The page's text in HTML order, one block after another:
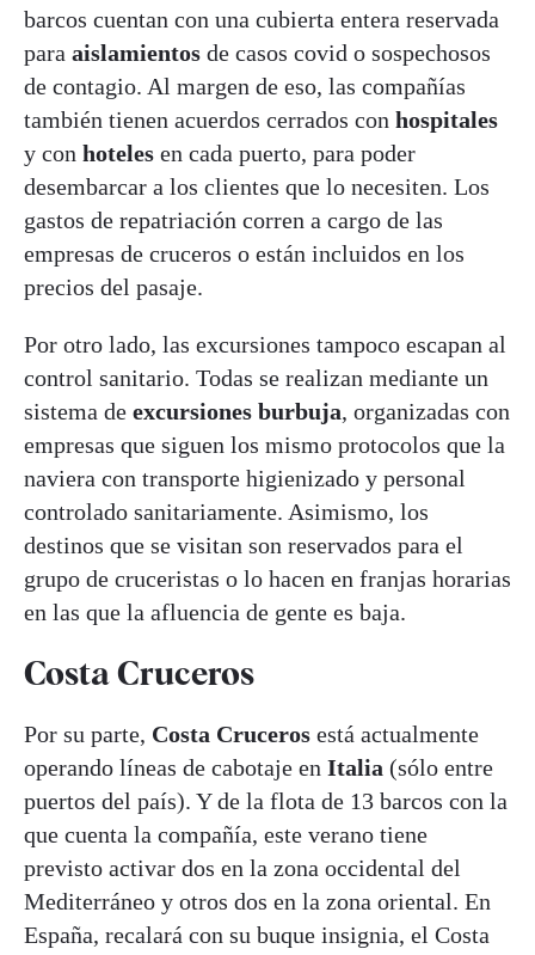
barcos cuentan con una cubierta entera reservada
para aislamientos de casos covid o sospechosos
de contagio. Al margen de eso, las compañías
también tienen acuerdos cerrados con hospitales
y con hoteles en cada puerto, para poder
desembarcar a los clientes que lo necesiten. Los
gastos de repatriación corren a cargo de las
empresas de cruceros o están incluidos en los
precios del pasaje.
Por otro lado, las excursiones tampoco escapan al
control sanitario. Todas se realizan mediante un
sistema de excursiones burbuja, organizadas con
empresas que siguen los mismo protocolos que la
naviera con transporte higienizado y personal
controlado sanitariamente. Asimismo, los
destinos que se visitan son reservados para el
grupo de cruceristas o lo hacen en franjas horarias
en las que la afluencia de gente es baja.
Costa Cruceros
Por su parte, Costa Cruceros está actualmente
operando líneas de cabotaje en Italia (sólo entre
puertos del país). Y de la flota de 13 barcos con la
que cuenta la compañía, este verano tiene
previsto activar dos en la zona occidental del
Mediterráneo y otros dos en la zona oriental. En
España, recalará con su buque insignia, el Costa